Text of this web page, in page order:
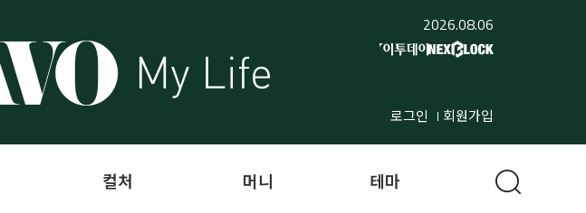
2026.08.06
로그인 회원가입
컬처 머니 테마